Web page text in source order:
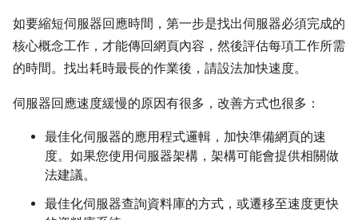
如要縮短伺服器回應時間，第一步是找出伺服器必須完成的
核心概念工作，才能傳回網頁內容，然後評估每項工作所需
的時間。找出耗時最長的作業後，請設法加快速度。
伺服器回應速度緩慢的原因有很多，改善方式也很多：
最佳化伺服器的應用程式邏輯，加快準備網頁的速
度。如果您使用伺服器架構，架構可能會提供相關做
法建議。
最佳化伺服器查詢資料庫的方式，或遷移至速度更快